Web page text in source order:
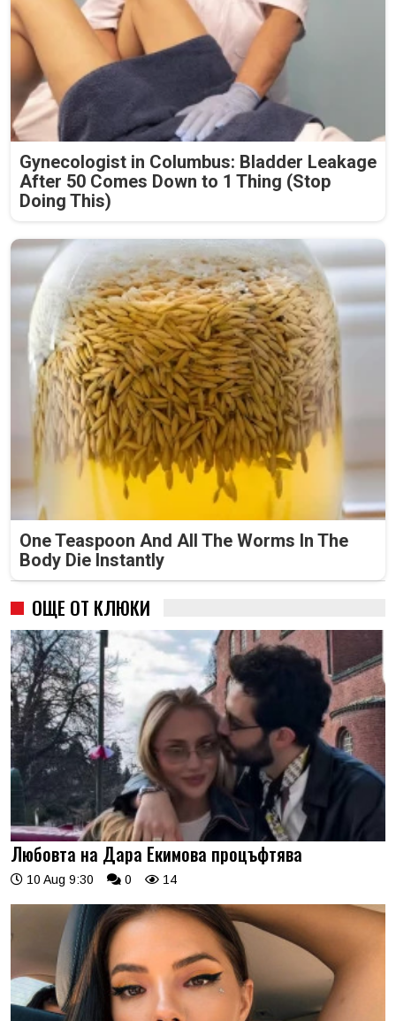
Gynecologist in Columbus: Bladder Leakage
After 50 Comes Down to 1 Thing (Stop
Doing This)
One Teaspoon And All The Worms In The
Body Die Instantly
ОЩЕ ОТ КЛЮКИ
Любовта на Дара Екимова процъфтява
10 Aug 9:30 0 14